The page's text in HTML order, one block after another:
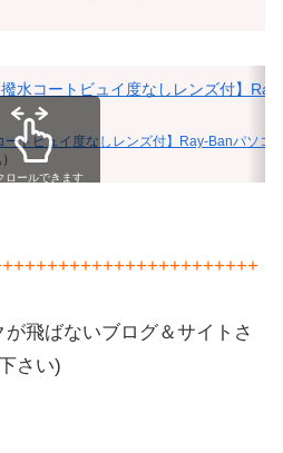
ートビュイ度なしレンズ付】Ray‐Banパソ
ロールできます
飛ばないブログ＆サイトさ
さい)